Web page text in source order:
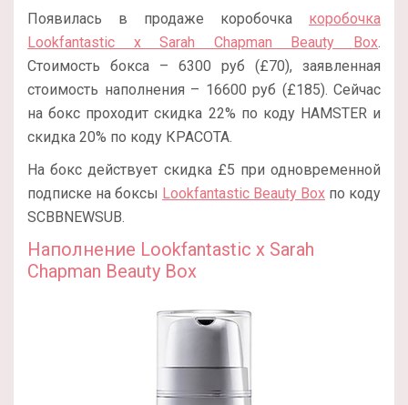
Появилась в продаже коробочка коробочка
Lookfantastic x Sarah Chapman Beauty Box.
Стоимость бокса – 6300 руб (£70), заявленная
стоимость наполнения – 16600 руб (£185). Сейчас
на бокс проходит скидка 22% по коду HAMSTER и
скидка 20% по коду КРАСОТА.
На бокс действует скидка £5 при одновременной
подписке на боксы Lookfantastic Beauty Box по коду
SCBBNEWSUB.
Наполнение Lookfantastic x Sarah
Chapman Beauty Box